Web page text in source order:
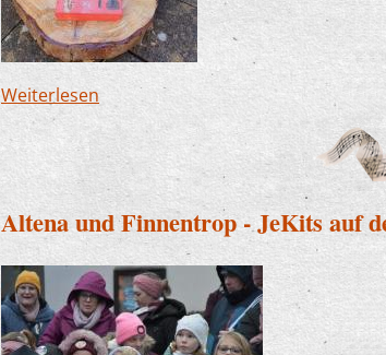
Weiterlesenüber Zwergenwanderweg in
Altena und Finnentrop - JeKits auf